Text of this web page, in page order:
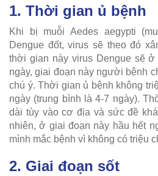
1. Thời gian ủ bệnh
Khi bị muỗi Aedes aegypti
Dengue đốt, virus sẽ theo đó
thời gian này virus Dengue sẽ
ngày, giai đoạn này người bệnh
chú ý. Thời gian ủ bệnh không
ngày (trung bình là 4-7 ngày).
dài tùy vào cơ địa và sức đề
nhiên, ở giai đoạn này hầu hết
mình mắc bệnh vì không có triệu
2. Giai đoạn sốt